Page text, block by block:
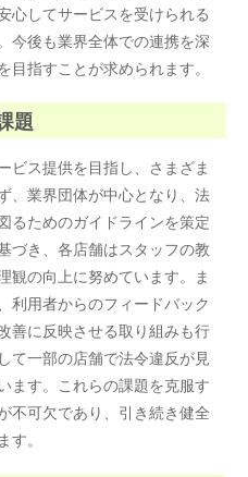
心してサービスを受けられる
今後も業界全体での連携を深
指すことが求められます。
題
ビス提供を目指し、さまざま
、業界団体が中心となり、法
るためのガイドラインを策定
づき、各店舗はスタッフの教
観の向上に努めています。ま
利用者からのフィードバック
善に反映させる取り組みも行
て一部の店舗で法令違反が見
ます。これらの課題を克服す
不可欠であり、引き続き健全
。